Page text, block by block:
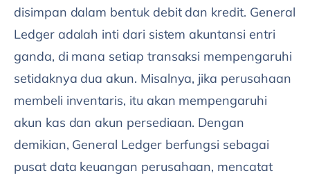
disimpan dalam bentuk debit dan kredit. General
Ledger adalah inti dari sistem akuntansi entri
ganda, di mana setiap transaksi mempengaruhi
setidaknya dua akun. Misalnya, jika perusahaan
membeli inventaris, itu akan mempengaruhi
akun kas dan akun persediaan. Dengan
demikian, General Ledger berfungsi sebagai
pusat data keuangan perusahaan, mencatat